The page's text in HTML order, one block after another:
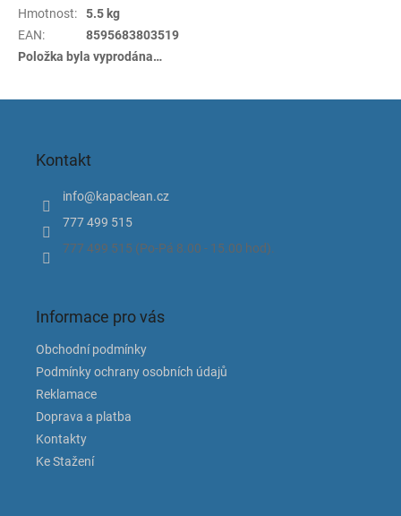
Hmotnost:
5.5 kg
EAN:
8595683803519
Položka byla vyprodána…
Kontakt
info@kapaclean.cz
777 499 515
777 499 515 (Po-Pá 8.00 - 15.00 hod).
Informace pro vás
Obchodní podmínky
Podmínky ochrany osobních údajů
Reklamace
Doprava a platba
Kontakty
Ke Stažení